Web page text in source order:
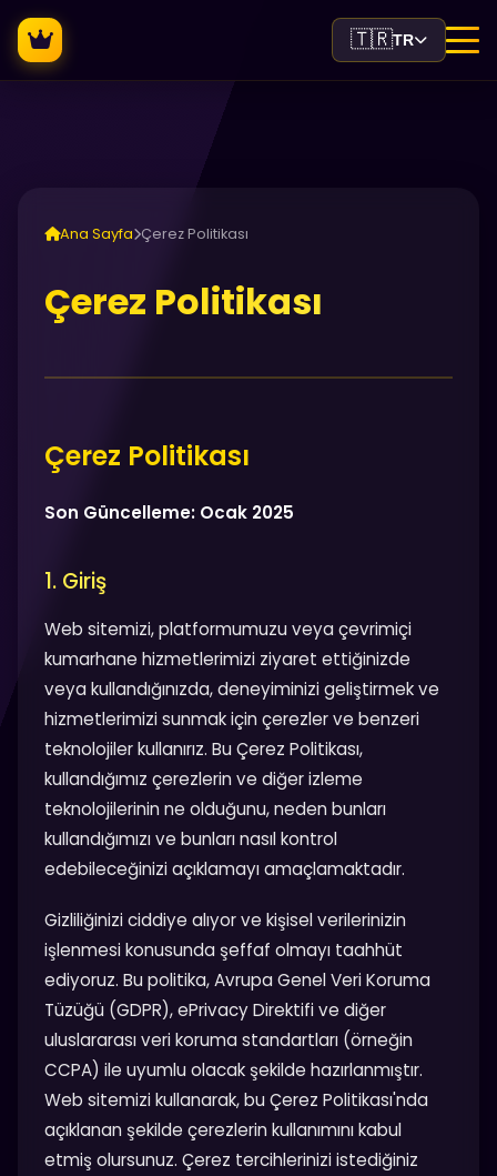
🇹🇷TR
Ana Sayfa Çerez Politikası
Çerez Politikası
Çerez Politikası
Son Güncelleme: Ocak 2025
1. Giriş
Web sitemizi, platformumuzu veya çevrimiçi
kumarhane hizmetlerimizi ziyaret ettiğinizde
veya kullandığınızda, deneyiminizi geliştirmek ve
hizmetlerimizi sunmak için çerezler ve benzeri
teknolojiler kullanırız. Bu Çerez Politikası,
kullandığımız çerezlerin ve diğer izleme
teknolojilerinin ne olduğunu, neden bunları
kullandığımızı ve bunları nasıl kontrol
edebileceğinizi açıklamayı amaçlamaktadır.
Gizliliğinizi ciddiye alıyor ve kişisel verilerinizin
işlenmesi konusunda şeffaf olmayı taahhüt
ediyoruz. Bu politika, Avrupa Genel Veri Koruma
Tüzüğü (GDPR), ePrivacy Direktifi ve diğer
uluslararası veri koruma standartları (örneğin
CCPA) ile uyumlu olacak şekilde hazırlanmıştır.
Web sitemizi kullanarak, bu Çerez Politikası'nda
açıklanan şekilde çerezlerin kullanımını kabul
etmiş olursunuz. Çerez tercihlerinizi istediğiniz